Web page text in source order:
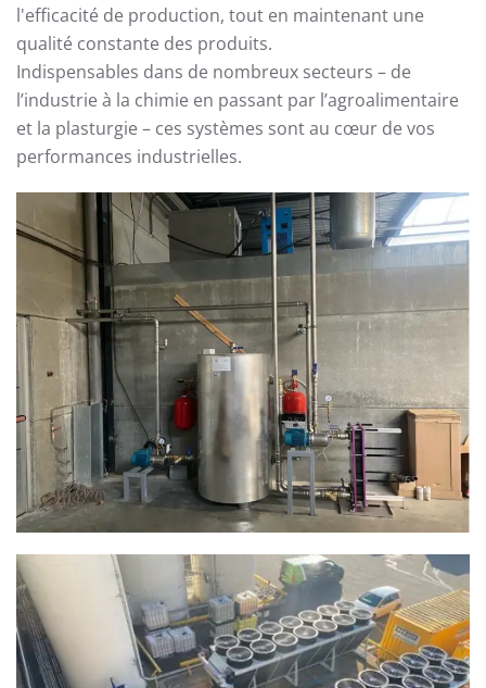
l'efficacité de production, tout en maintenant une
qualité constante des produits.
Indispensables dans de nombreux secteurs – de
l’industrie à la chimie en passant par l’agroalimentaire
et la plasturgie – ces systèmes sont au cœur de vos
performances industrielles.